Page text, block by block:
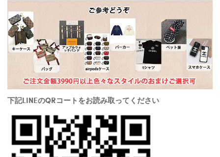
下記LINEのQRコートをお読み取ってください